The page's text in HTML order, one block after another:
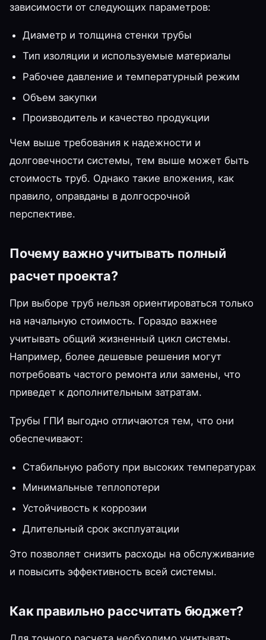
зависимости от следующих параметров:
Диаметр и толщина стенки трубы
Тип изоляции и используемые материалы
Рабочее давление и температурный режим
Объем закупки
Производитель и качество продукции
Чем выше требования к надежности и
долговечности системы, тем выше может быть
стоимость труб. Однако такие вложения, как
правило, оправданы в долгосрочной
перспективе.
Почему важно учитывать полный
расчет проекта?
При выборе труб нельзя ориентироваться только
на начальную стоимость. Гораздо важнее
учитывать общий жизненный цикл системы.
Например, более дешевые решения могут
потребовать частого ремонта или замены, что
приведет к дополнительным затратам.
Трубы ГПИ выгодно отличаются тем, что они
обеспечивают:
Стабильную работу при высоких температурах
Минимальные теплопотери
Устойчивость к коррозии
Длительный срок эксплуатации
Это позволяет снизить расходы на обслуживание
и повысить эффективность всей системы.
Как правильно рассчитать бюджет?